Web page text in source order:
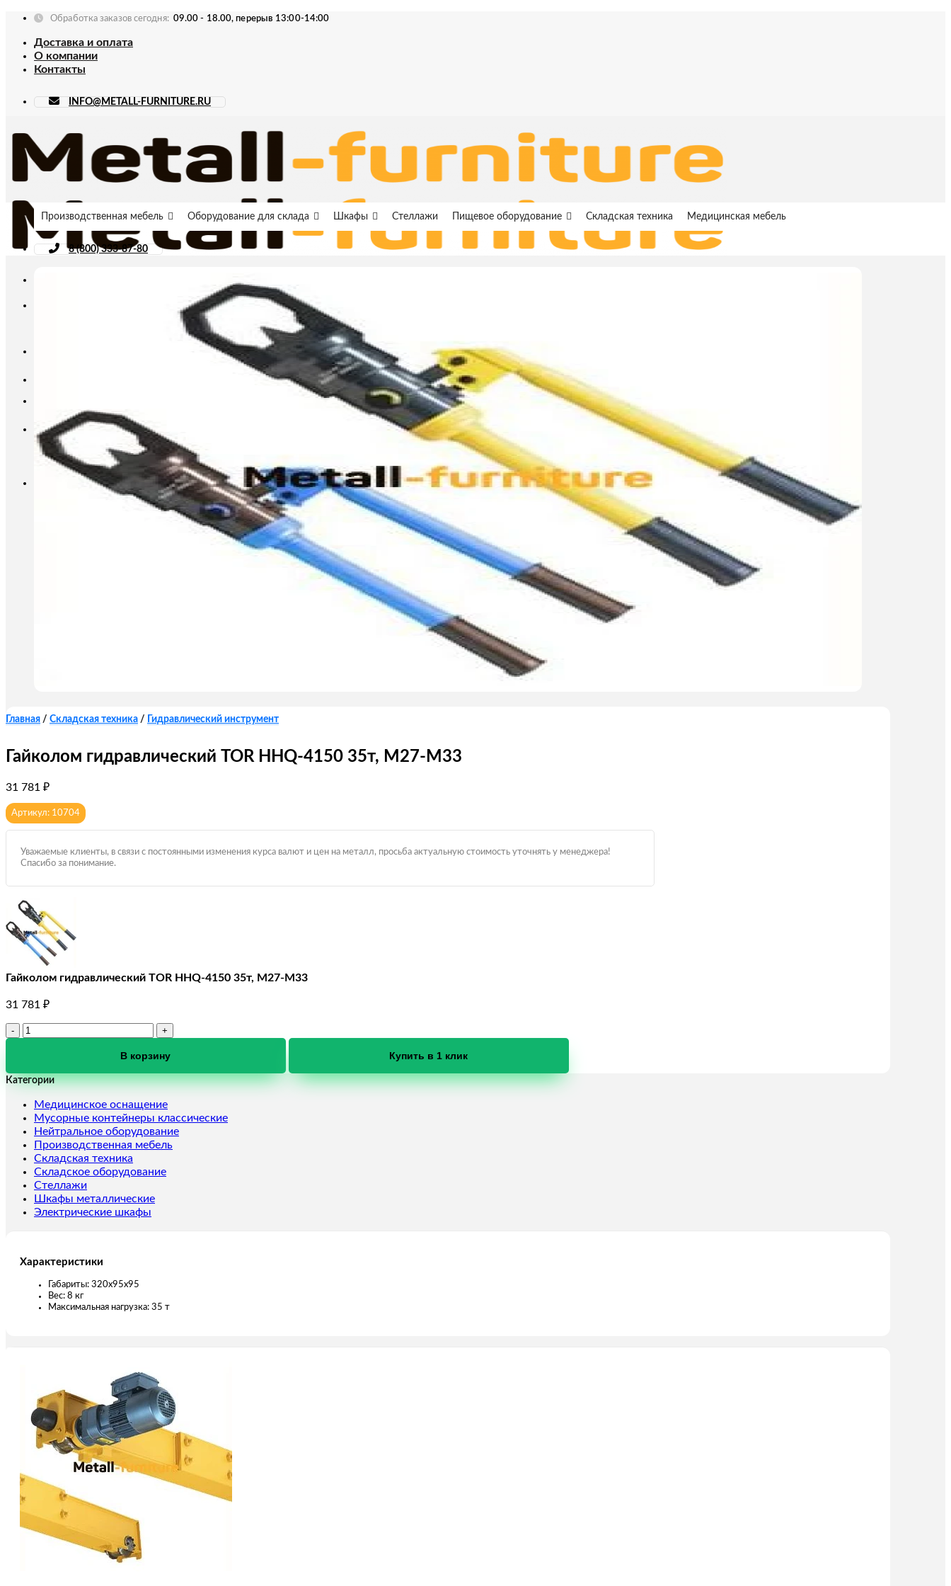
Skip
content
Обработка заказов сегодня: 09.00 - 18.00, перерыв 13:00-14:00
Доставка и оплата
О компании
Контакты
INFO@METALL-FURNITURE.RU
Корзина
Корзина пуста.
Производственная мебель Оборудование для склада Шкафы Стеллажи Пищевое оборудование Складская техника Медицинская мебель
8 (800) 333-87-80
Главная / Складская техника / Гидравлический инструмент
Гайколом гидравлический TOR HHQ-4150 35т, М27-М33
31 781 ₽
Артикул: 10704
Уважаемые клиенты, в связи с постоянными изменения курса валют и цен на металл, просьба актуальную стоимость уточнять у менеджера!
Спасибо за понимание.
Гайколом гидравлический TOR HHQ-4150 35т, М27-М33
31 781 ₽
Количество
TOR
4150
35т,
М27-
М33
В корзину Купить в 1 клик
Категории
Медицинское оснащение
Мусорные контейнеры классические
Нейтральное оборудование
Производственная мебель
Складская техника
Складское оборудование
Стеллажи
Шкафы металлические
Электрические шкафы
Характеристики
Габариты: 320х95х95
Вес: 8 кг
Максимальная нагрузка: 35 т